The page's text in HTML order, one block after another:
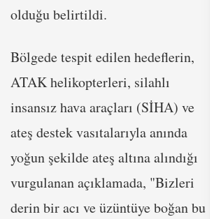
olduğu belirtildi.
Bölgede tespit edilen hedeflerin,
ATAK helikopterleri, silahlı
insansız hava araçları (SİHA) ve
ateş destek vasıtalarıyla anında
yoğun şekilde ateş altına alındığı
vurgulanan açıklamada, "Bizleri
derin bir acı ve üzüntüye boğan bu